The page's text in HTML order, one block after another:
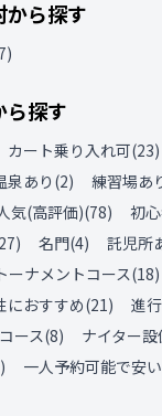
から探す
7)
ら探す
カート乗り入れ可(23)
泉あり (2) 練習場あ
気(高評価)(78) 初
27) 名門(4) 託児所
ーナメントコース(18)
におすすめ(21) 進
ース(8) ナイター設
) 一人予約可能で安い